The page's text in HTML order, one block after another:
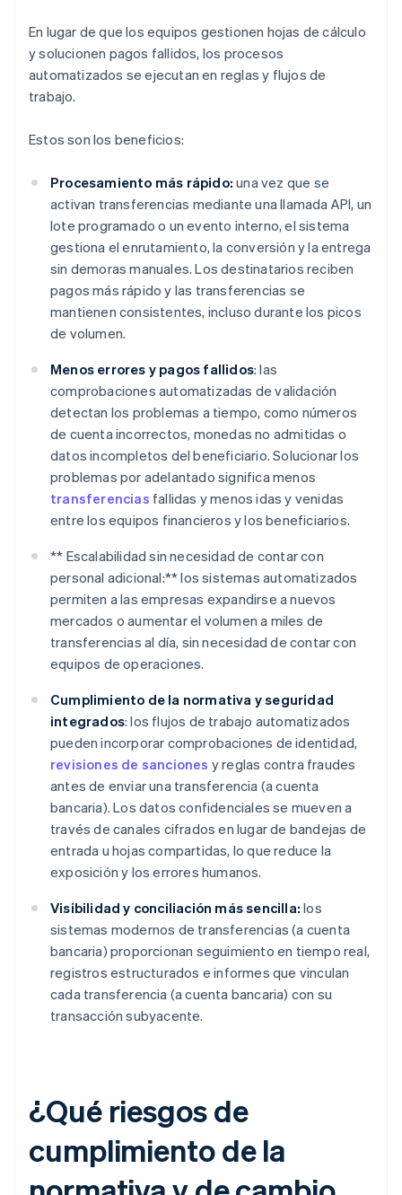
En lugar de que los equipos gestionen hojas de cálculo
y solucionen pagos fallidos, los procesos
automatizados se ejecutan en reglas y flujos de
trabajo.
Estos son los beneficios:
Procesamiento más rápido: una vez que se
activan transferencias mediante una llamada API, un
lote programado o un evento interno, el sistema
gestiona el enrutamiento, la conversión y la entrega
sin demoras manuales. Los destinatarios reciben
pagos más rápido y las transferencias se
mantienen consistentes, incluso durante los picos
de volumen.
Menos errores y pagos fallidos: las
comprobaciones automatizadas de validación
detectan los problemas a tiempo, como números
de cuenta incorrectos, monedas no admitidas o
datos incompletos del beneficiario. Solucionar los
problemas por adelantado significa menos
transferencias fallidas y menos idas y venidas
entre los equipos financieros y los beneficiarios.
** Escalabilidad sin necesidad de contar con
personal adicional:** los sistemas automatizados
permiten a las empresas expandirse a nuevos
mercados o aumentar el volumen a miles de
transferencias al día, sin necesidad de contar con
equipos de operaciones.
Cumplimiento de la normativa y seguridad
integrados: los flujos de trabajo automatizados
pueden incorporar comprobaciones de identidad,
revisiones de sanciones y reglas contra fraudes
antes de enviar una transferencia (a cuenta
bancaria). Los datos confidenciales se mueven a
través de canales cifrados en lugar de bandejas de
entrada u hojas compartidas, lo que reduce la
exposición y los errores humanos.
Visibilidad y conciliación más sencilla: los
sistemas modernos de transferencias (a cuenta
bancaria) proporcionan seguimiento en tiempo real,
registros estructurados e informes que vinculan
cada transferencia (a cuenta bancaria) con su
transacción subyacente.
¿Qué riesgos de
cumplimiento de la